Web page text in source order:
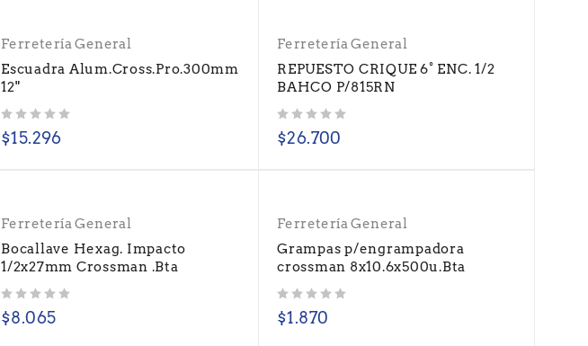
Ferretería General
Escuadra Alum.Cross.Pro.300mm
12"
$15.296
Ferretería General
REPUESTO CRIQUE 6° ENC. 1/2
BAHCO P/815RN
$26.700
Ferretería General
Bocallave Hexag. Impacto
1/2x27mm Crossman .Bta
$8.065
Ferretería General
Grampas p/engrampadora
crossman 8x10.6x500u.Bta
$1.870